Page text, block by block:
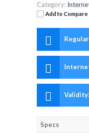
Category:
Add to Compare
Validity:
Specs